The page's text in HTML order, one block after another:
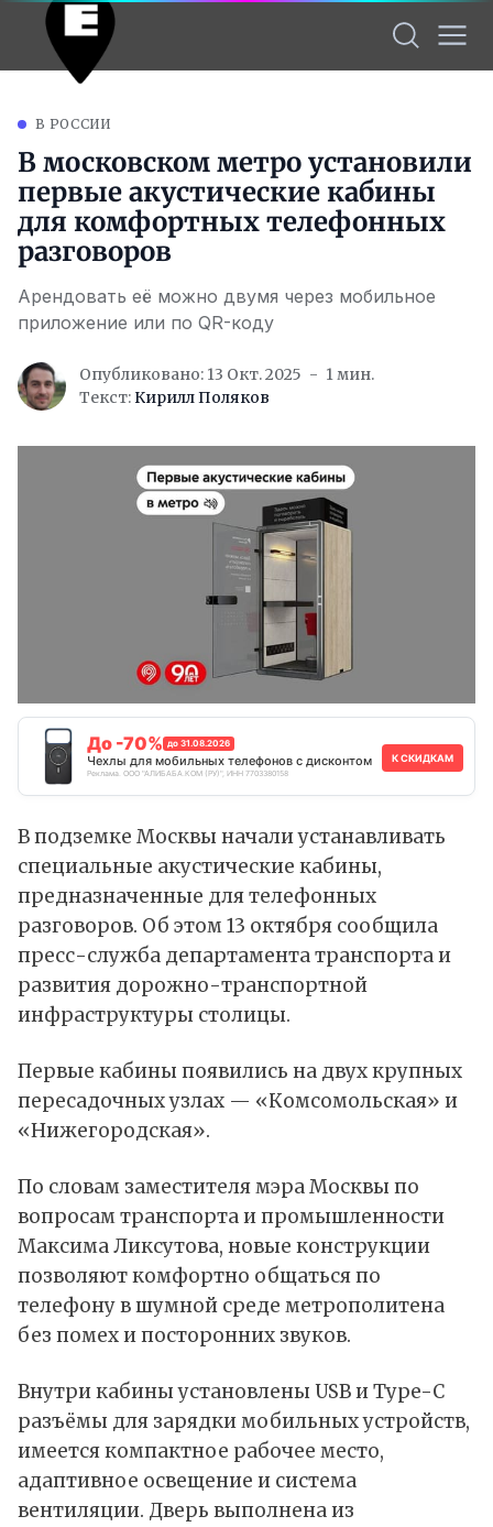
В РОССИИ
В московском метро установили
первые акустические кабины
для комфортных телефонных
разговоров
Арендовать её можно двумя через мобильное
приложение или по QR-коду
Опубликовано: 13 Окт. 2025
1 мин.
Текст: Кирилл Поляков
До -70% до 31.08.2026
Чехлы для мобильных телефонов с дисконтом
Реклама. ООО "АЛИБАБА.КОМ (РУ)", ИНН 7703380158
К СКИДКАМ
В подземке Москвы начали устанавливать
специальные акустические кабины,
предназначенные для телефонных
разговоров. Об этом 13 октября сообщила
пресс-служба департамента транспорта и
развития дорожно-транспортной
инфраструктуры столицы.
Первые кабины появились на двух крупных
пересадочных узлах — «Комсомольская» и
«Нижегородская».
По словам заместителя мэра Москвы по
вопросам транспорта и промышленности
Максима Ликсутова, новые конструкции
позволяют комфортно общаться по
телефону в шумной среде метрополитена
без помех и посторонних звуков.
Внутри кабины установлены USB и Type-C
разъёмы для зарядки мобильных устройств,
имеется компактное рабочее место,
адаптивное освещение и система
вентиляции. Дверь выполнена из